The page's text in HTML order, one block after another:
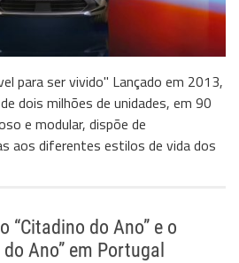
para ser vivido" Lançado em 2013,
dois milhões de unidades, em 90
e modular, dispõe de
aos diferentes estilos de vida dos
“Citadino do Ano” e o
Ano” em Portugal